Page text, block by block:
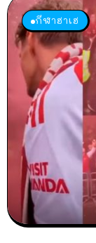
กีฬาฮาเฮ